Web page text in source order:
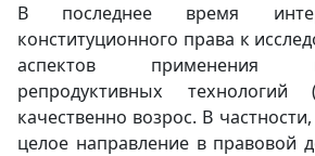
В последнее время
конституционного права к
аспектов применения
репродуктивных
качественно возрос. В
целое направление в правовой